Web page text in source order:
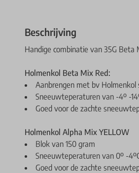
Beschrijving
Handige combinatie van 35G Beta
Holmenkol Beta Mix Red:
Aanbrengen met bv Holmenkol
Sneeuwteperaturen van -4º -
Goed voor de zachte
Holmenkol Alpha Mix YELLOW
Blok van 150 gram
Sneeuwteperaturen van 0º -
Goed voor de zachte